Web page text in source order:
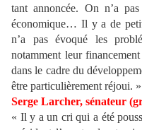
tant annoncée. On n’a
économique… Il y a de
n’a pas évoqué les
notamment leur
dans le cadre du
être particulièrement réjoui. »
Serge Larcher, sénateur
« Il y a un cri qui a été